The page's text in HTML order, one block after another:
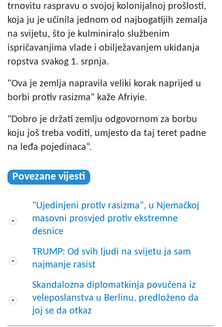
trnovitu raspravu o svojoj kolonijalnoj prošlosti,
koja ju je učinila jednom od najbogatijih zemalja
na svijetu, što je kulminiralo službenim
ispričavanjima vlade i obilježavanjem ukidanja
ropstva svakog 1. srpnja.
"Ova je zemlja napravila veliki korak naprijed u
borbi protiv rasizma" kaže Afriyie.
"Dobro je držati zemlju odgovornom za borbu
koju još treba voditi, umjesto da taj teret padne
na leđa pojedinaca“.
Povezane vijesti
"Ujedinjeni protiv rasizma", u Njemačkoj
masovni prosvjed protiv ekstremne
desnice
TRUMP: Od svih ljudi na svijetu ja sam
najmanje rasist
Skandalozna diplomatkinja povučena iz
veleposlanstva u Berlinu, predloženo da
joj se da otkaz